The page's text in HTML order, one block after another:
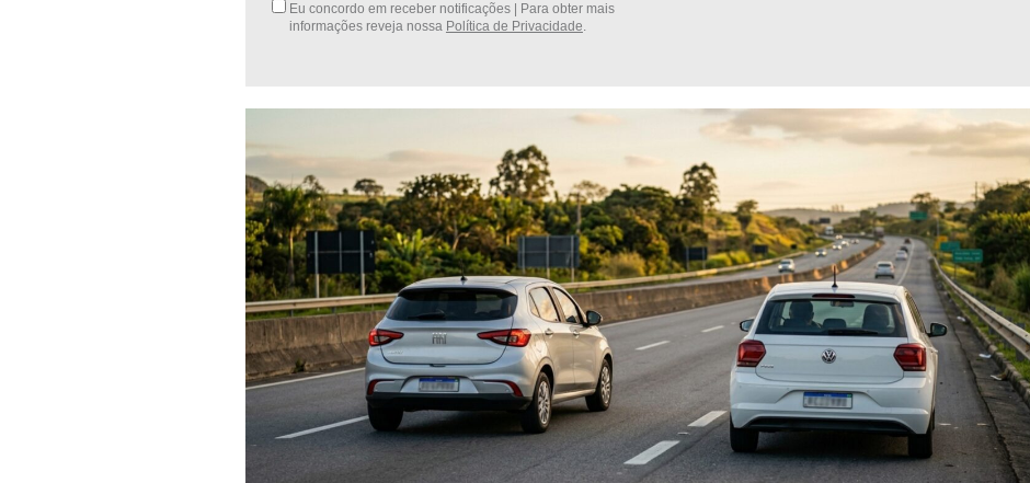
Eu concordo em receber notificações | Para obter mais
informações reveja nossa Política de Privacidade.